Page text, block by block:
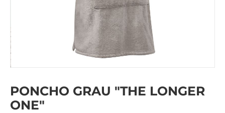
PONCHO GRAU "THE LONGER
ONE"